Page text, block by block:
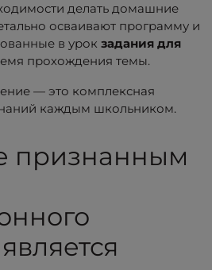
делать домашние
осваивают программу и
в урок задания для
прохождения темы.
— это комплексная
каждым школьником.
признанным